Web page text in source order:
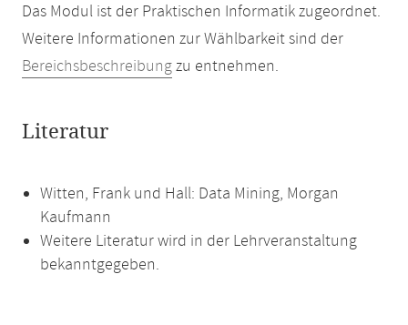
Das Modul ist der Praktischen Informatik zugeordnet.
Weitere Informationen zur Wählbarkeit sind der
Bereichsbeschreibungzu entnehmen.
Literatur
Witten, Frank und Hall: Data Mining, Morgan
Kaufmann
Weitere Literatur wird in der Lehrveranstaltung
bekanntgegeben.